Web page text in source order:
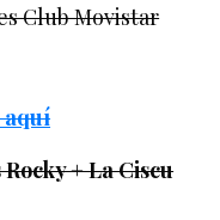
Club Movistar
aquí
+ La Ciscu